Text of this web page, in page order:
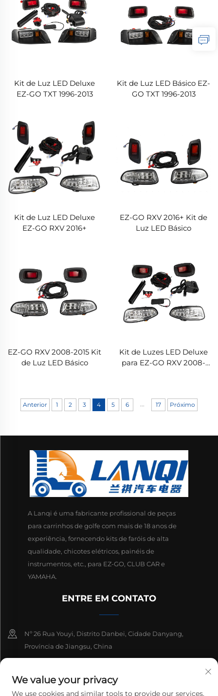
Kit de Luz LED Deluxe
EZ-GO TXT 1996-2013
Kit de Luz LED Básico EZ-
GO TXT 1996-2013
Kit de Luz LED Deluxe
EZ-GO RXV 2016+
EZ-GO RXV 2016+ Kit de
Luz LED Básico
EZ-GO RXV 2008-2015 Kit
de Luz LED Básico
Kit de Luzes LED Deluxe
para EZ-GO RXV 2008-
Anterior 1 2 3 4 5 6 ... 17 Próximo
A Lanqi é uma fabricante profissional de peças
para carrinhos de golfe com mais de 18 anos de
experiência, fornecendo kits de faróis de alta
qualidade, chicotes elétricos, painéis de
instrumentos, etc., para EZ-GO, CLUB CAR e
YAMAHA.
ENTRE EM CONTATO
Nº 26 Rua Youyi, Distrito Danbei, Cidade Danyang,
Província de Jiangsu, China
[email protected]
We value your privacy
We use cookies and similar tools to provide our services.